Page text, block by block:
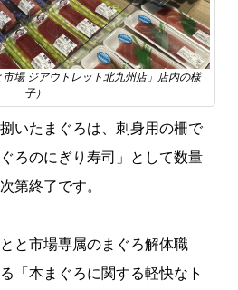
市場 ジアウトレット北九州店」店内の様
子）
いたまぐろは、刺身用の柵で
ろのにぎり寿司」として数量
第終了です。
と市場専属のまぐろ解体職
「本まぐろに関する軽快なト